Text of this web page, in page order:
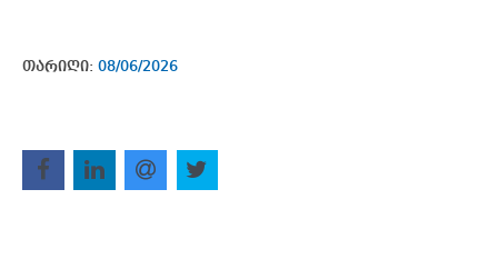
თარიღი: 08/06/2026